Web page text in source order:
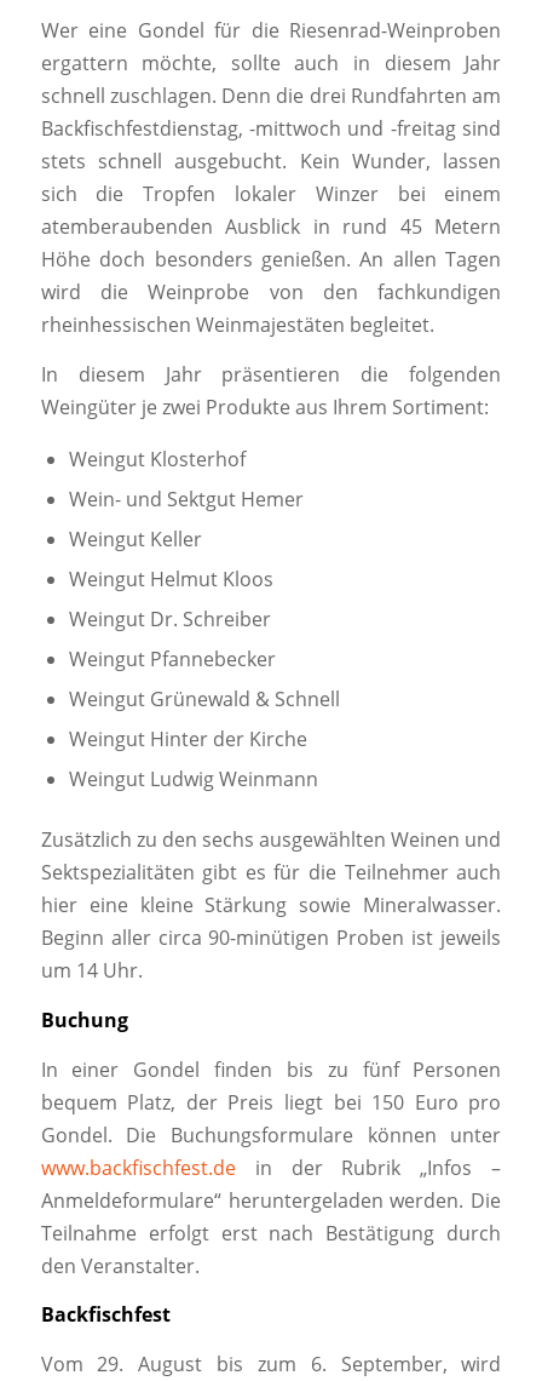
Wer eine Gondel für die Riesenrad-Weinproben
ergattern möchte, sollte auch in diesem Jahr
schnell zuschlagen. Denn die drei Rundfahrten am
Backfischfestdienstag, -mittwoch und -freitag sind
stets schnell ausgebucht. Kein Wunder, lassen
sich die Tropfen lokaler Winzer bei einem
atemberaubenden Ausblick in rund 45 Metern
Höhe doch besonders genießen. An allen Tagen
wird die Weinprobe von den fachkundigen
rheinhessischen Weinmajestäten begleitet.
In diesem Jahr präsentieren die folgenden
Weingüter je zwei Produkte aus Ihrem Sortiment:
Weingut Klosterhof
Wein- und Sektgut Hemer
Weingut Keller
Weingut Helmut Kloos
Weingut Dr. Schreiber
Weingut Pfannebecker
Weingut Grünewald & Schnell
Weingut Hinter der Kirche
Weingut Ludwig Weinmann
Zusätzlich zu den sechs ausgewählten Weinen und
Sektspezialitäten gibt es für die Teilnehmer auch
hier eine kleine Stärkung sowie Mineralwasser.
Beginn aller circa 90-minütigen Proben ist jeweils
um 14 Uhr.
Buchung
In einer Gondel finden bis zu fünf Personen
bequem Platz, der Preis liegt bei 150 Euro pro
Gondel. Die Buchungsformulare können unter
www.backfischfest.dein der Rubrik „Infos –
Anmeldeformulare“ heruntergeladen werden. Die
Teilnahme erfolgt erst nach Bestätigung durch
den Veranstalter.
Backfischfest
Vom 29. August bis zum 6. September, wird